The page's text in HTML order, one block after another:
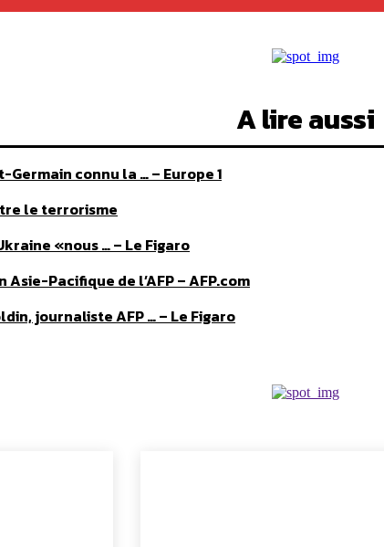
A lire aussi
connu la … – Europe 1
le terrorisme
«nous … – Le Figaro
Pacifique de l’AFP – AFP.com
journaliste AFP … – Le Figaro